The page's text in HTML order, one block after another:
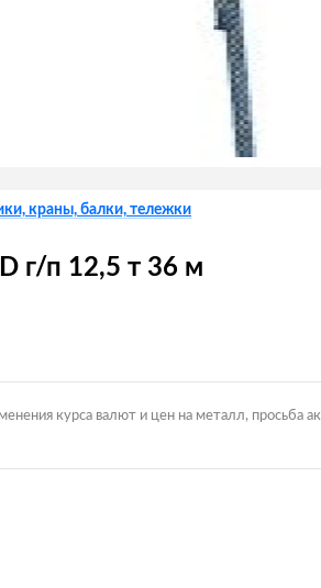
краны, балки, тележки
г/п 12,5 т 36 м
курса валют и цен на металл, просьба